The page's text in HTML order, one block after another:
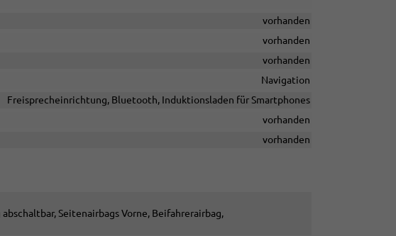
vorhanden
vorhanden
vorhanden
Navigation
Freisprecheinrichtung, Bluetooth, Induktionsladen für Smartphones
vorhanden
vorhanden
Seitenairbags Vorne, Beifahrerairbag,